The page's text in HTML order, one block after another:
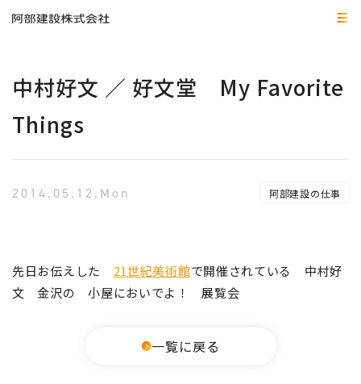
中村好文 ／ 好文堂 My Favorite
Things
2014.05.12.Mon 阿部建設の仕事
先日お伝えした 21世紀美術館で開催されている 中村好
文 金沢の 小屋においでよ！ 展覧会
一覧に戻る